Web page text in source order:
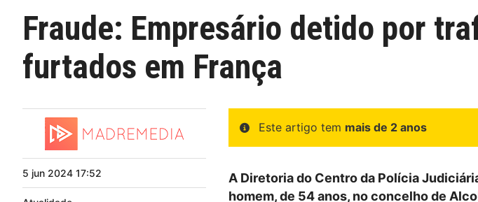
Fraude: Empresário detido por
furtados em França
5 jun 2024 17:52
Este artigo tem mais de 2 anos
A Diretoria do Centro da Polícia
homem, de 54 anos, no concelho de